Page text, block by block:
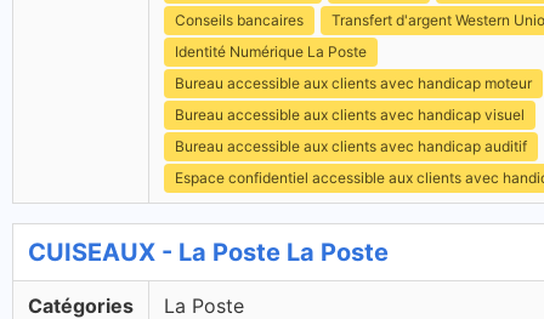
Conseils bancaires
Transfert d'argent Western
Identité Numérique La Poste
Bureau accessible aux clients avec handicap moteur
Bureau accessible aux clients avec handicap visuel
Bureau accessible aux clients avec handicap auditif
Espace confidentiel accessible aux clients avec
CUISEAUX - La Poste La Poste
Catégories La Poste